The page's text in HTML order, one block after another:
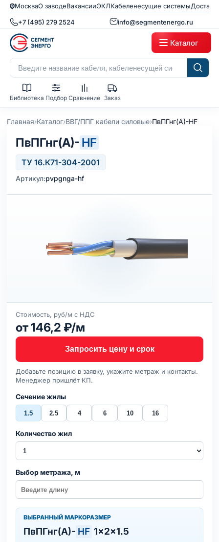
МоскваО заводеВакансииОКЛКабеленесущие системы
+7 (495) 279 2524 info@segmentenergo.ru
Каталог
Библиотека Подбор Сравнение Заказ
Главная›Каталог›ВВГ/ППГ кабели силовые›ПвПГнг(А)-HF
ПвПГнг(А)- HF
ТУ 16.К71-304-2001
Артикул:pvpgnga-hf
Стоимость, руб/м с НДС
от 146,2 ₽/м
Запросить цену и срок
Добавьте позицию в заявку, укажите метраж и контакты.
Менеджер пришлёт КП.
Сечение жилы
1.5 2.5 4 6 10 16
Количество жил
Выбор метража, м
ВЫБРАННЫЙ МАРКОРАЗМЕР
ПвПГнг(А)- HF 1×2×1.5